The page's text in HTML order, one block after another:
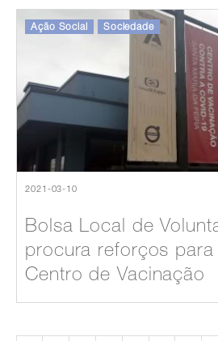
Ação Social Sociedade
2021-03-10
Bolsa Local de
procura reforços
Centro de Vacinação